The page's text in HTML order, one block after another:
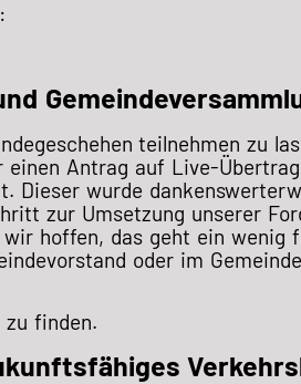
teilnehmen zu
Antrag auf Live-
Dieser wurde
zur Umsetzung unserer
hoffen, das geht ein wenig
oder im
zu finden.